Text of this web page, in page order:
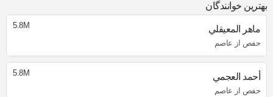
بهترین خوانندگان
ماهر المعيقلي
حفص از عاصم
5.8M
أحمد العجمي
حفص از عاصم
5.8M